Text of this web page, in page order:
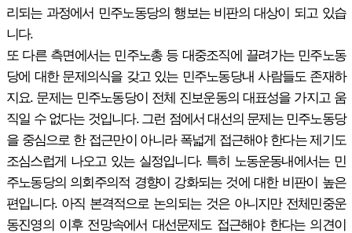
리되는 과정에서 민주노동당의 행보는 비판의 대상이 되고 있습
니다.
또 다른 측면에서는 민주노총 등 대중조직에 끌려가는 민주노동
당에 대한 문제의식을 갖고 있는 민주노동당내 사람들도 존재하
지요. 문제는 민주노동당이 전체 진보운동의 대표성을 가지고 움
직일 수 없다는 것입니다. 그런 점에서 대선의 문제는 민주노동당
을 중심으로 한 접근만이 아니라 폭넓게 접근해야 한다는 제기도
조심스럽게 나오고 있는 실정입니다. 특히 노동운동내에서는 민
주노동당의 의회주의적 경향이 강화되는 것에 대한 비판이 높은
편입니다. 아직 본격적으로 논의되는 것은 아니지만 전체민중운
동진영의 이후 전망속에서 대선문제도 접근해야 한다는 의견이